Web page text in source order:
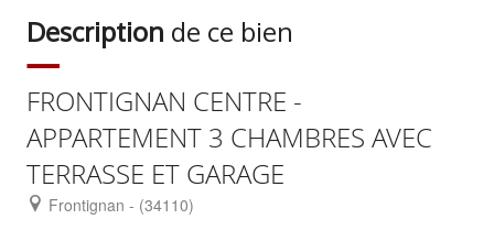
Description de ce bien
FRONTIGNAN CENTRE -
APPARTEMENT 3 CHAMBRES AVEC
TERRASSE ET GARAGE
Frontignan - (34110)